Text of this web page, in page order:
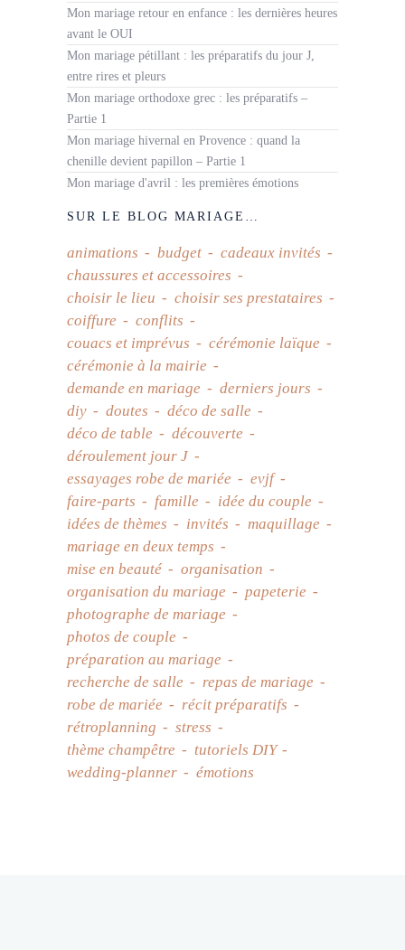
Mon mariage retour en enfance : les dernières heures
avant le OUI
Mon mariage pétillant : les préparatifs du jour J,
entre rires et pleurs
Mon mariage orthodoxe grec : les préparatifs –
Partie 1
Mon mariage hivernal en Provence : quand la
chenille devient papillon – Partie 1
Mon mariage d'avril : les premières émotions
SUR LE BLOG MARIAGE…
animations budget
cadeaux invités
chaussures et accessoires
choisir le lieu
choisir ses prestataires
coiffure
conflits
couacs et imprévus
cérémonie laïque
cérémonie à la mairie
demande en mariage
derniers jours
diy
doutes
déco de salle
déco de table
découverte
déroulement jour J
essayages robe de mariée
evjf
faire-parts
famille
idée du couple
idées de thèmes
invités
maquillage
mariage en deux temps
mise en beauté
organisation
organisation du mariage
papeterie
photographe de mariage
photos de couple
préparation au mariage
recherche de salle
repas de mariage
robe de mariée
récit préparatifs
rétroplanning
stress
thème champêtre
tutoriels DIY
wedding-planner
émotions